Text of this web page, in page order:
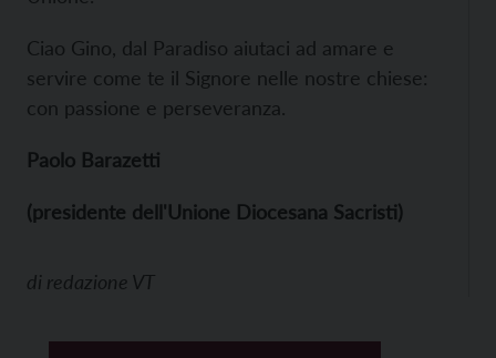
Ciao Gino, dal Paradiso aiutaci ad amare e
servire come te il Signore nelle nostre chiese:
con passione e perseveranza.
Paolo Barazetti
(presidente dell'Unione Diocesana Sacristi)
di redazione VT